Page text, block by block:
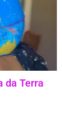
da Terra